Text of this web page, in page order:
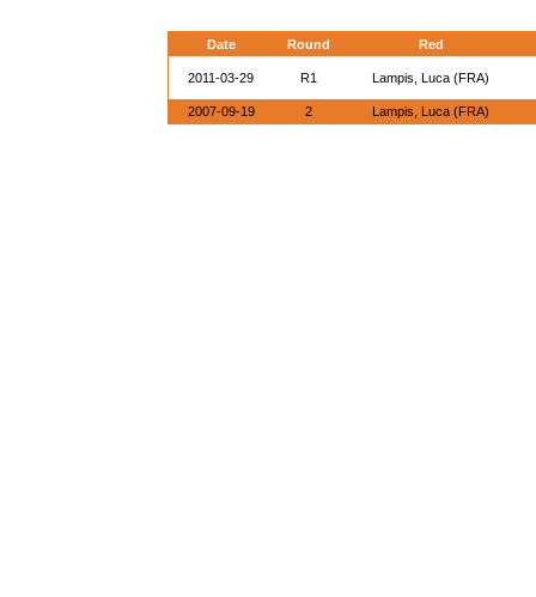
Date Round Red
2011-03-29 R1 Lampis, Luca (FRA)
2007-09-19 2 Lampis, Luca (FRA)